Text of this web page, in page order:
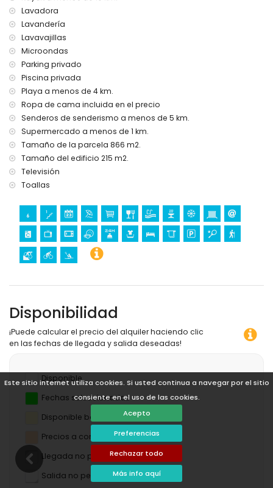
Este sitio internet utiliza cookies. Si usted continua a navegar por el sitio
consiente en el uso de las cookies.
Acepto
Preferencias
Rechazar todo
Más info aquí
Lavadora
Lavandería
Lavavajillas
Microondas
Parking privado
Piscina privada
Playa a menos de 4 km.
Ropa de cama incluida en el precio
Senderos de senderismo a menos de 5 km.
Supermercado a menos de 1 km.
Tamaño de la parcela 866 m2.
Tamaño del edificio 215 m2.
Televisión
Toallas
Disponibilidad
¡Puede calcular el precio del alquiler haciendo clic
en las fechas de llegada y salida deseadas!
Disponible
Fechas seleccionadas
Disponible bajo petición
Precios a consultar
Llegada no permitida
Salida no permitida